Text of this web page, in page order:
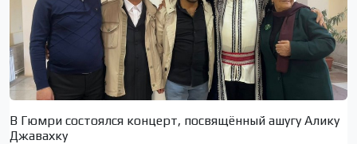
В Гюмри состоялся концерт, посвящённый ашугу Алику
Джавахку